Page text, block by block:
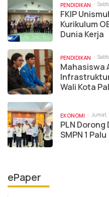
PENDIDIKAN
FKIP
Kurikulum
Dunia Kerja
PENDIDIKAN
Mahasiswa
Wali Kota
EKONOMI Jumat,
PLN
SMPN 1 Palu
ePaper